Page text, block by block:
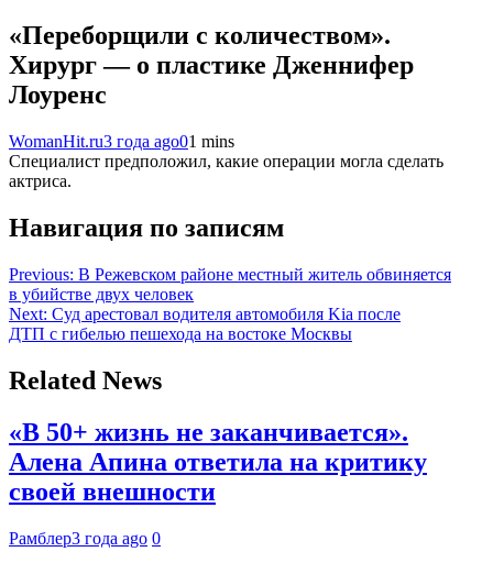
«Переборщили с количеством».
Хирург — о пластике Дженнифер
Лоуренс
WomanHit.ru3 года ago01 mins
Специалист предположил, какие операции могла сделать
актриса.
Навигация по записям
Previous: В Режевском районе местный житель обвиняется
в убийстве двух человек
Next: Суд арестовал водителя автомобиля Kia после
ДТП с гибелью пешехода на востоке Москвы
Related News
«В 50+ жизнь не заканчивается».
Алена Апина ответила на критику
своей внешности
Рамблер3 года ago 0